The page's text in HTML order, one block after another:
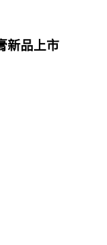
新品上市